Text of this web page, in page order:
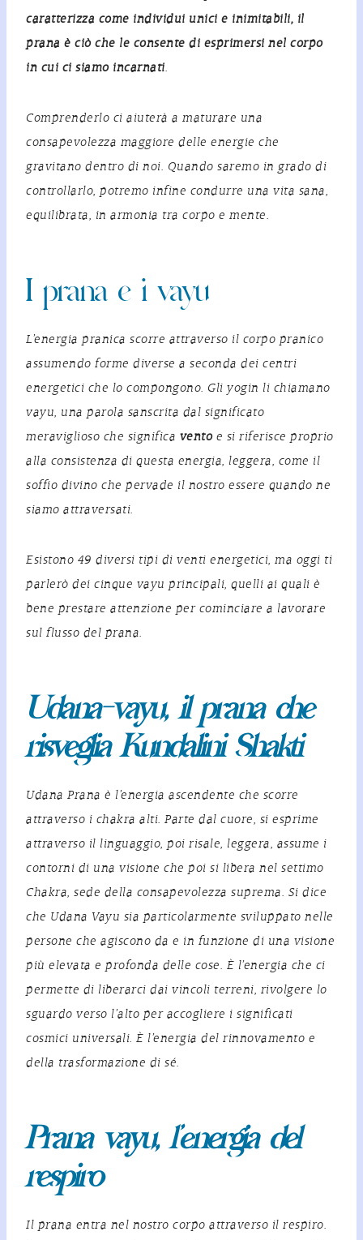
caratterizza come individui unici e inimitabili, il
prana è ciò che le consente di esprimersi nel corpo
in cui ci siamo incarnati.
Comprenderlo ci aiuterà a maturare una
consapevolezza maggiore delle energie che
gravitano dentro di noi. Quando saremo in grado di
controllarlo, potremo infine condurre una vita sana,
equilibrata, in armonia tra corpo e mente.
I prana e i vayu
L’energia pranica scorre attraverso il corpo pranico
assumendo forme diverse a seconda dei centri
energetici che lo compongono. Gli yogin li chiamano
vayu, una parola sanscrita dal significato
meraviglioso che significa ventoe si riferisce proprio
alla consistenza di questa energia, leggera, come il
soffio divino che pervade il nostro essere quando ne
siamo attraversati.
Esistono 49 diversi tipi di venti energetici, ma oggi ti
parlerò dei cinque vayu principali, quelli ai quali è
bene prestare attenzione per cominciare a lavorare
sul flusso del prana.
Udana-vayu, il prana che
risveglia Kundalini Shakti
Udana Prana è l’energia ascendente che scorre
attraverso i chakra alti. Parte dal cuore, si esprime
attraverso il linguaggio, poi risale, leggera, assume i
contorni di una visione che poi si libera nel settimo
Chakra, sede della consapevolezza suprema. Si dice
che Udana Vayu sia particolarmente sviluppato nelle
persone che agiscono da e in funzione di una visione
più elevata e profonda delle cose. È l’energia che ci
permette di liberarci dai vincoli terreni, rivolgere lo
sguardo verso l’alto per accogliere i significati
cosmici universali. È l’energia del rinnovamento e
della trasformazione di sé.
Prana vayu, l’energia del
respiro
Il prana entra nel nostro corpo attraverso il respiro.